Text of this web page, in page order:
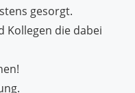
gesorgt.
Kollegen die dabei